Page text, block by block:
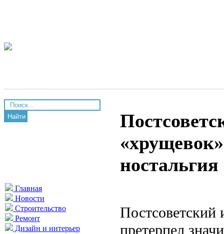
Найти
Главная
Новости
Строительство
Ремонт
Дизайн и интерьер
Постсоветский
претерпел